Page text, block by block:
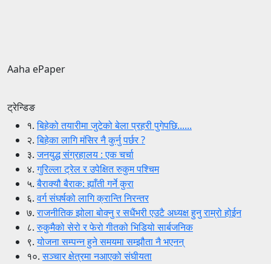
Aaha ePaper
ट्रेन्डिङ
१.बिहेको तयारीमा जुटेको बेला प्रहरी पुगेपछि......
२.बिहेका लागि मंसिर नै कुर्नु पर्छर ?
३.जनयुद्ध संग्रहालय : एक चर्चा
४.गुरिल्ला ट्रेल र उपेक्षित रुकुम पश्चिम
५.बैराक्यौ बैराक: ह्याँती गर्ने कुरा
६.वर्ग संघर्षको लागि क्रान्ति निरन्तर
७.राजनीतिक झोला बोक्नु र सधैंभरी एउटै अध्यक्ष हुनु राम्रो होईन
८.रुकुमैको सेरो र फेरो गीतको भिडियो सार्बजनिक
९.योजना सम्पन्न हुने समयमा सम्झौता नै भएनन्
१०.सञ्चार क्षेत्रमा नआएको संघीयता